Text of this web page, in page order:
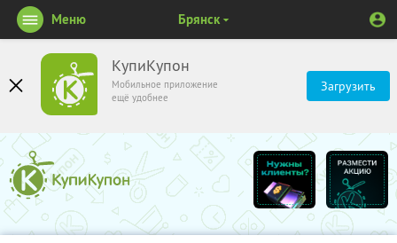
КупиКупон
Мобильное приложение
ещё удобнее
Загрузить
Меню Брянск